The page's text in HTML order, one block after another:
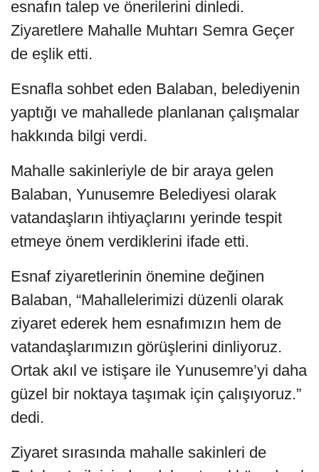
esnafın talep ve önerilerini dinledi.
Ziyaretlere Mahalle Muhtarı Semra Geçer
de eşlik etti.
Esnafla sohbet eden Balaban, belediyenin
yaptığı ve mahallede planlanan çalışmalar
hakkında bilgi verdi.
Mahalle sakinleriyle de bir araya gelen
Balaban, Yunusemre Belediyesi olarak
vatandaşların ihtiyaçlarını yerinde tespit
etmeye önem verdiklerini ifade etti.
Esnaf ziyaretlerinin önemine değinen
Balaban, “Mahallelerimizi düzenli olarak
ziyaret ederek hem esnafımızın hem de
vatandaşlarımızın görüşlerini dinliyoruz.
Ortak akıl ve istişare ile Yunusemre’yi daha
güzel bir noktaya taşımak için çalışıyoruz.”
dedi.
Ziyaret sırasında mahalle sakinleri de